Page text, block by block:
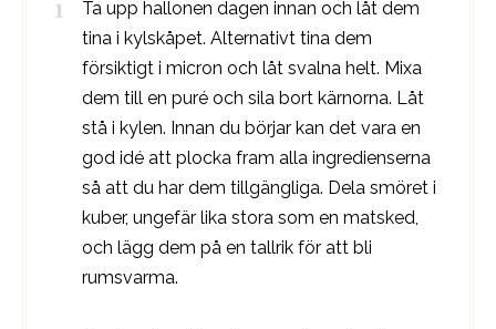
Ta upp hallonen dagen innan och låt dem
tina i kylskåpet. Alternativt tina dem
försiktigt i micron och låt svalna helt. Mixa
dem till en puré och sila bort kärnorna. Låt
stå i kylen. Innan du börjar kan det vara en
god idé att plocka fram alla ingredienserna
så att du har dem tillgängliga. Dela smöret i
kuber, ungefär lika stora som en matsked,
och lägg dem på en tallrik för att bli
rumsvarma.